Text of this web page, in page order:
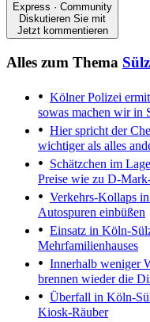
Express · Community
Diskutieren Sie mit
Jetzt kommentieren
Alles zum Thema Sülz
Kölner Polizei
sowas machen wir in
Hier spricht der
wichtiger als alles
Schätzchen im
Preise wie zu D-
Verkehrs-Kollaps
Autospuren einbüßen
Einsatz in Köln-
Mehrfamilienhauses
Innerhalb weniger
brennen wieder die
Überfall in Köln-
Kiosk-Räuber